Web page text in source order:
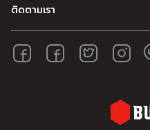
ติดตามเรา